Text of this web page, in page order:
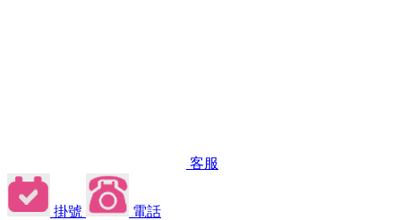
客服
掛號 電話